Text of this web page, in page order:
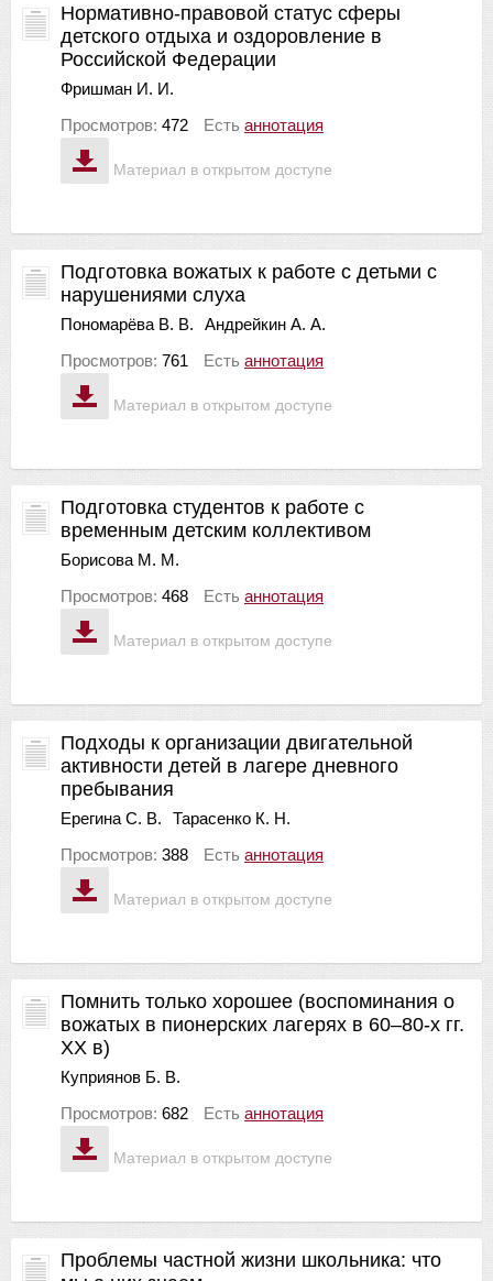
Материал в открытом доступе
Нормативно-правовой статус сферы
детского отдыха и оздоровление в
Российской Федерации
Фришман И. И.
Просмотров: 472 Есть аннотация
Материал в открытом доступе
Подготовка вожатых к работе с детьми с
нарушениями слуха
Пономарёва В. В.
Андрейкин А. А.
Просмотров: 761 Есть аннотация
Материал в открытом доступе
Подготовка студентов к работе с
временным детским коллективом
Борисова М. М.
Просмотров: 468 Есть аннотация
Материал в открытом доступе
Подходы к организации двигательной
активности детей в лагере дневного
пребывания
Ерегина С. В.
Тарасенко К. Н.
Просмотров: 388 Есть аннотация
Материал в открытом доступе
Помнить только хорошее (воспоминания о
вожатых в пионерских лагерях в 60–80-х гг.
ХХ в)
Куприянов Б. В.
Просмотров: 682 Есть аннотация
Проблемы частной жизни школьника: что